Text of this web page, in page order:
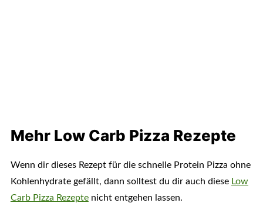
Mehr Low Carb Pizza Rezepte
Wenn dir dieses Rezept für die schnelle Protein Pizza ohne
Kohlenhydrate gefällt, dann solltest du dir auch diese Low
Carb Pizza Rezeptenicht entgehen lassen.